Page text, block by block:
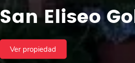
San Eliseo
Ver propiedad